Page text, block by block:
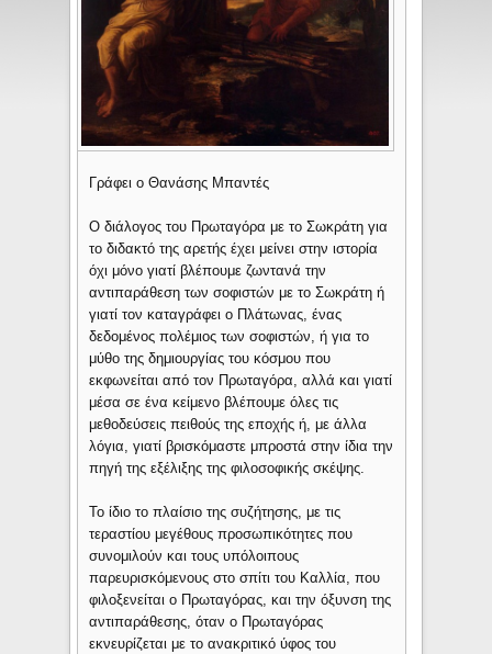
Γράφει ο Θανάσης Μπαντές
Ο διάλογος του Πρωταγόρα με το Σωκράτη για
το διδακτό της αρετής έχει μείνει στην ιστορία
όχι μόνο γιατί βλέπουμε ζωντανά την
αντιπαράθεση των σοφιστών με το Σωκράτη ή
γιατί τον καταγράφει ο Πλάτωνας, ένας
δεδομένος πολέμιος των σοφιστών, ή για το
μύθο της δημιουργίας του κόσμου που
εκφωνείται από τον Πρωταγόρα, αλλά και γιατί
μέσα σε ένα κείμενο βλέπουμε όλες τις
μεθοδεύσεις πειθούς της εποχής ή, με άλλα
λόγια, γιατί βρισκόμαστε μπροστά στην ίδια την
πηγή της εξέλιξης της φιλοσοφικής σκέψης.
Το ίδιο το πλαίσιο της συζήτησης, με τις
τεραστίου μεγέθους προσωπικότητες που
συνομιλούν και τους υπόλοιπους
παρευρισκόμενους στο σπίτι του Καλλία, που
φιλοξενείται ο Πρωταγόρας, και την όξυνση της
αντιπαράθεσης, όταν ο Πρωταγόρας
εκνευρίζεται με το ανακριτικό ύφος του